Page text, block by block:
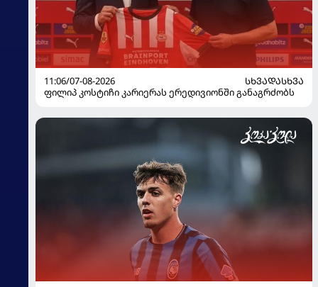
11:06/07-08-2026
ᲡᲮᲕᲐᲓᲐᲡᲮᲕᲐ
ფილიპ კოსტიჩი კარიერას ერედივიონში განაგრძობს